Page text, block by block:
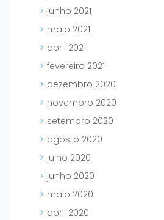
junho 2021
maio 2021
abril 2021
fevereiro 2021
dezembro 2020
novembro 2020
setembro 2020
agosto 2020
julho 2020
junho 2020
maio 2020
abril 2020